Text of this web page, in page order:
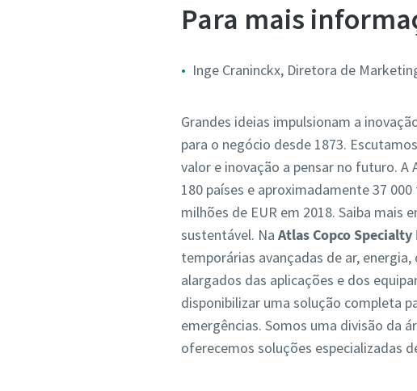
Para mais
Inge Craninckx, Diretora de
Grandes ideias impulsionam a
para o negócio desde 1873.
valor e inovação a pensar no futuro.
180 países e aproximadamente 37
milhões de EUR em 2018. Saiba mais
sustentável. Na Atlas Copco Specialty
temporárias avançadas de ar,
alargados das aplicações e dos
disponibilizar uma solução completa
emergências. Somos uma divisão da
oferecemos soluções especializadas